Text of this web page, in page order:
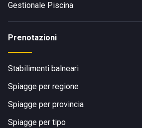
Gestionale Piscina
Prenotazioni
Stabilimenti balneari
Spiagge per regione
Spiagge per provincia
Spiagge per tipo